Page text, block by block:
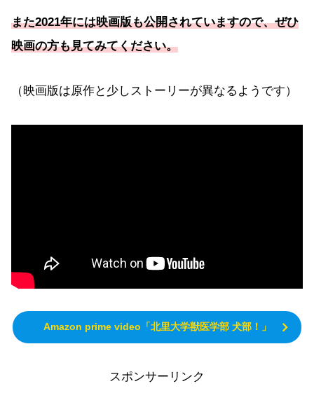
また2021年には映画版も公開されていますので、ぜひ
映画の方も見てみてください。
（映画版は原作と少しストーリーが異なるようです）
Amazon prime video「北里大学獣医学部 犬部！」
スポンサーリンク